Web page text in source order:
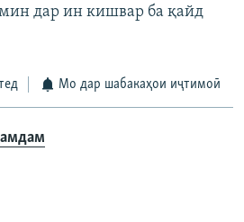
дар ин кишвар ба қайд
Мо дар шабакаҳои иҷтимоӣ